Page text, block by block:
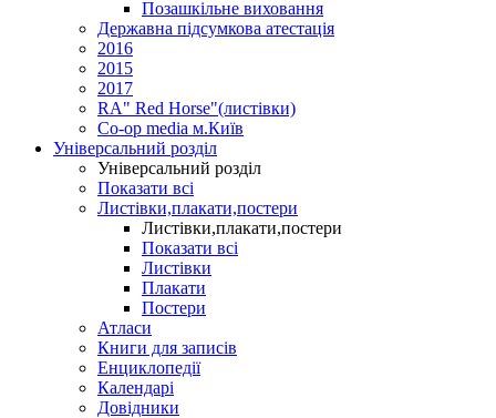
Позашкільне виховання
Державна підсумкова атестація
2016
2015
2017
RA" Red Horse"(листівки)
Co-op media м.Київ
Універсальний розділ
Універсальний розділ
Показати всі
Листівки,плакати,постери
Листівки,плакати,постери
Показати всі
Листівки
Плакати
Постери
Атласи
Книги для записів
Енциклопедії
Календарі
Довідники